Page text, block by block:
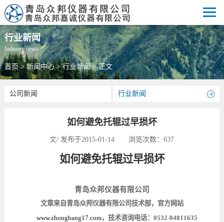
行业新闻
Industry news
首页>新闻中心>行业新闻> 正文
公司新闻 行业新闻
如何避免托辊过早损坏
文/ 发布于2015-01-14 浏览次数：637
如何避免托辊过早损坏
青岛众邦仪器有限公司
文章来自青岛众邦仪器有限公司技术部，官方网站
www.zhongbang17.com，技术咨询电话： 0532-84811635